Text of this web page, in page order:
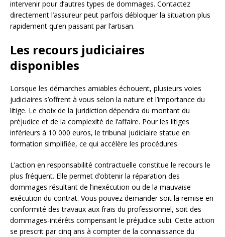
intervenir pour d’autres types de dommages. Contactez
directement l’assureur peut parfois débloquer la situation plus
rapidement qu’en passant par l’artisan.
Les recours judiciaires
disponibles
Lorsque les démarches amiables échouent, plusieurs voies
judiciaires s’offrent à vous selon la nature et l’importance du
litige. Le choix de la juridiction dépendra du montant du
préjudice et de la complexité de l’affaire. Pour les litiges
inférieurs à 10 000 euros, le tribunal judiciaire statue en
formation simplifiée, ce qui accélère les procédures.
L’action en responsabilité contractuelle constitue le recours le
plus fréquent. Elle permet d’obtenir la réparation des
dommages résultant de l’inexécution ou de la mauvaise
exécution du contrat. Vous pouvez demander soit la remise en
conformité des travaux aux frais du professionnel, soit des
dommages-intérêts compensant le préjudice subi. Cette action
se prescrit par cinq ans à compter de la connaissance du